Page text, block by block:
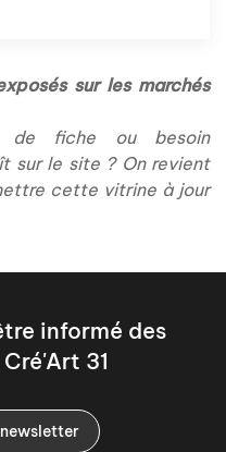
sur les marchés
de fiche ou besoin
sur le site ? On revient
cette vitrine à jour
informé des
31